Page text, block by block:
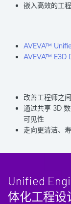
嵌入高效的工
AVEVA™
AVEVA™ E3D
改善工程师之
通过共享 3D
可见性
走向更清洁、
Unified
体化工程设